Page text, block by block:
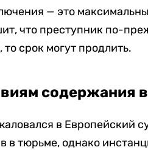
— это
что преступник по-
срок могут продлить.
содержания
в Европейский
в тюрьме, однако